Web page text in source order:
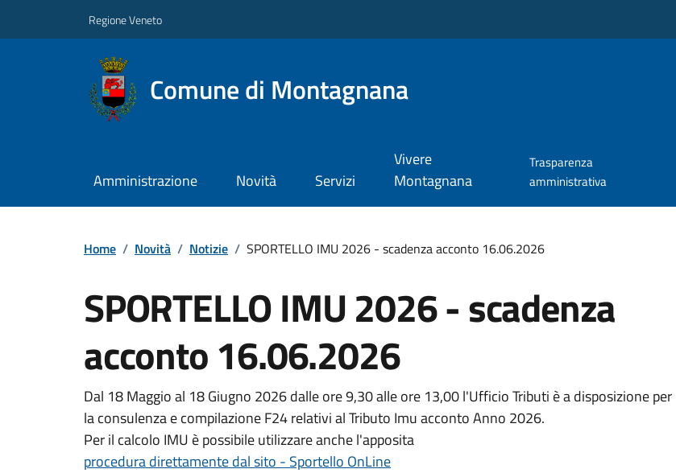
Regione Veneto
Comune di Montagnana
Amministrazione Novità Servizi
Vivere
Montagnana
Trasparenza
amministrativa
Home / Novità / Notizie / SPORTELLO IMU 2026 - scadenza acconto 16.06.2026
SPORTELLO IMU 2026 - scadenza
acconto 16.06.2026
Dal 18 Maggio al 18 Giugno 2026 dalle ore 9,30 alle ore 13,00 l'Ufficio Tributi è a disposizione per
la consulenza e compilazione F24 relativi al Tributo Imu acconto Anno 2026.
Per il calcolo IMU è possibile utilizzare anche l'apposita
procedura direttamente dal sito - Sportello OnLine